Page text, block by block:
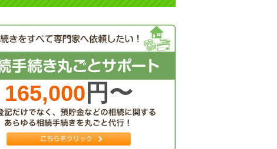
165,000 円〜